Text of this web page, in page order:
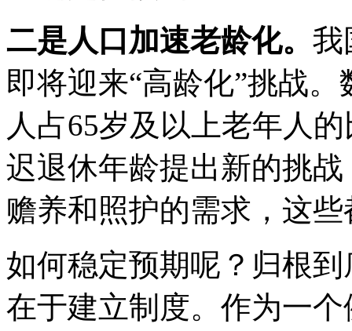
二是人口加速老龄化。 我
即将迎来“高龄化”挑战
人占65岁及以上老年人
迟退休年龄提出新的挑
赡养和照护的需求，这
如何稳定预期呢？归根
在于建立制度。作为一